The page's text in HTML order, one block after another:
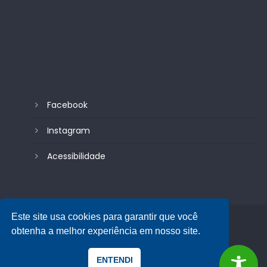
Facebook
Instagram
Acessibilidade
© 2026| Câmara Municipal de Itambé - PE
Desenvolvido pela Datonz
Institucional
Transparência
Este site usa cookies para garantir que você
obtenha a melhor experiência em nosso site.
ENTENDI